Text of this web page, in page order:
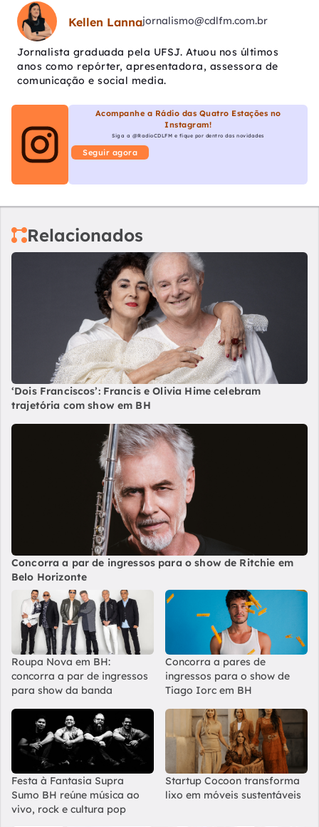
Kellen Lannajornalismo@cdlfm.com.br
Jornalista graduada pela UFSJ. Atuou nos últimos
anos como repórter, apresentadora, assessora de
comunicação e social media.
Acompanhe a Rádio das Quatro Estações no
Instagram!
Siga a @RadioCDLFM e fique por dentro das novidades
Seguir agora
Relacionados
‘Dois Franciscos’: Francis e Olivia Hime celebram
trajetória com show em BH
Concorra a par de ingressos para o show de Ritchie em
Belo Horizonte
Roupa Nova em BH:
concorra a par de ingressos
para show da banda
Concorra a pares de
ingressos para o show de
Tiago Iorc em BH
Festa à Fantasia Supra
Sumo BH reúne música ao
vivo, rock e cultura pop
Startup Cocoon transforma
lixo em móveis sustentáveis